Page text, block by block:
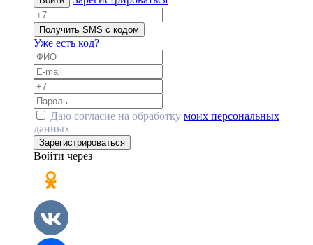
Получить SMS с кодом
Уже есть код?
Даю согласие на обработку моих персональных
данных
Зарегистрироваться
Войти через